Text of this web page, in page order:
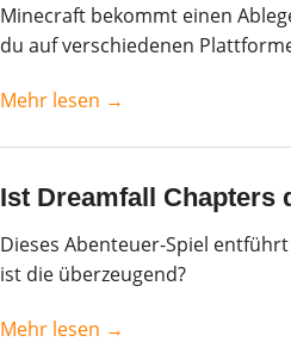
Minecraft bekommt einen
du auf verschiedenen
Mehr lesen →
Ist Dreamfall Chapters
Dieses Abenteuer-Spiel
ist die überzeugend?
Mehr lesen →